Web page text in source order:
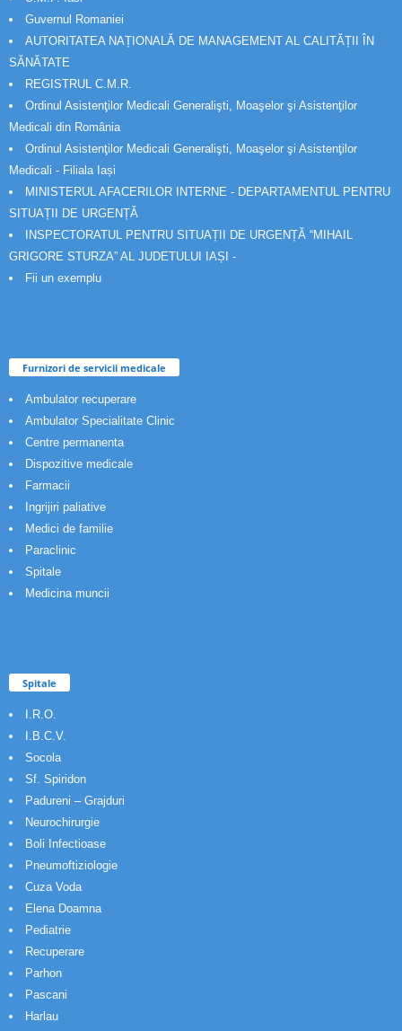
Guvernul Romaniei
AUTORITATEA NAȚIONALĂ DE MANAGEMENT AL CALITĂȚII ÎN
SĂNĂTATE
REGISTRUL C.M.R.
Ordinul Asistenţilor Medicali Generalişti, Moaşelor şi Asistenţilor
Medicali din România
Ordinul Asistenţilor Medicali Generalişti, Moaşelor şi Asistenţilor
Medicali - Filiala Iași
MINISTERUL AFACERILOR INTERNE - DEPARTAMENTUL PENTRU
SITUAȚII DE URGENȚĂ
INSPECTORATUL PENTRU SITUAȚII DE URGENȚĂ “MIHAIL
GRIGORE STURZA” AL JUDETULUI IAȘI -
Fii un exemplu
Furnizori de servicii medicale
Ambulator recuperare
Ambulator Specialitate Clinic
Centre permanenta
Dispozitive medicale
Farmacii
Ingrijiri paliative
Medici de familie
Paraclinic
Spitale
Medicina muncii
Spitale
I.R.O.
I.B.C.V.
Socola
Sf. Spiridon
Padureni – Grajduri
Neurochirurgie
Boli Infectioase
Pneumoftiziologie
Cuza Voda
Elena Doamna
Pediatrie
Recuperare
Parhon
Pascani
Harlau